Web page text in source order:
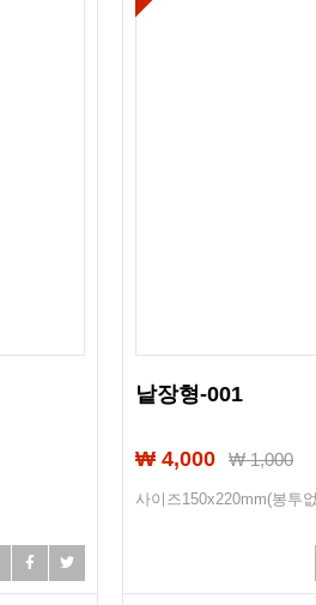
낱장형-001
₩ 4,000 ₩1,000
사이즈150x220mm(봉투